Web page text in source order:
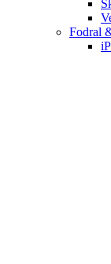
Fodral